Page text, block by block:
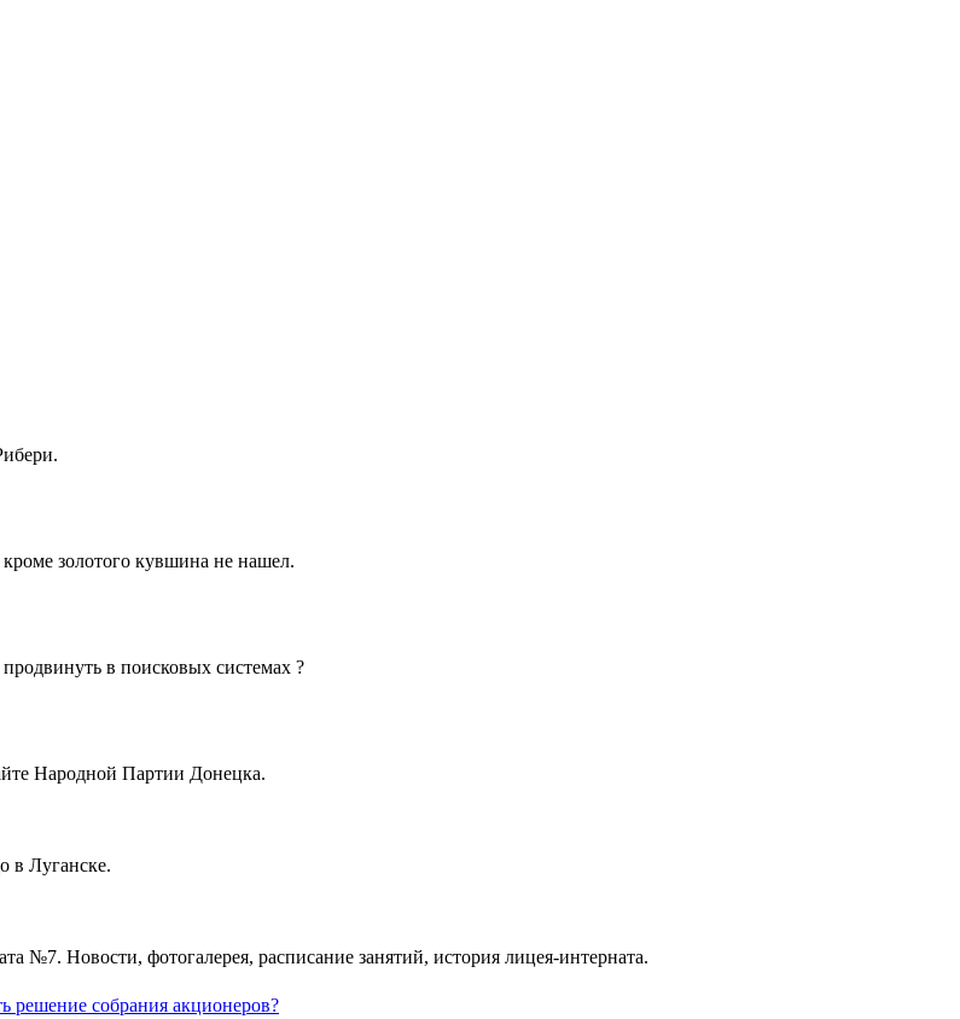
золотого кувшина не нашел.
в поисковых системах ?
Народной Партии Донецка.
в Луганске.
№7. Новости, фотогалерея, расписание занятий, история лицея-интерната.
решение собрания акционеров?